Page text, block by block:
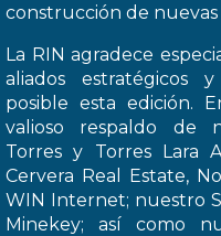
construcción de nuevas
La RIN agradece
aliados estratégicos
posible esta edición.
valioso respaldo de
Torres y Torres Lara
Cervera Real Estate,
WIN Internet; nuestro
Minekey; así como